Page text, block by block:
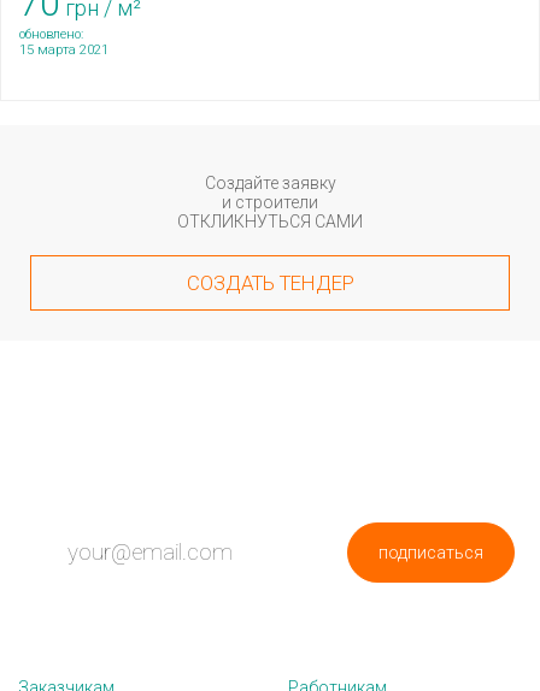
грн / м²
обновлено:
15 марта 2021
Создайте заявку
и строители
ОТКЛИКНУТЬСЯ САМИ
СОЗДАТЬ ТЕНДЕР
подписаться